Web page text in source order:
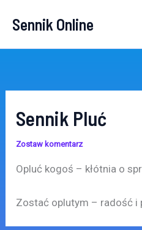
Sennik Online
Sennik Pluć
Zostaw komentarz
Opluć kogoś – kłótnia o
Zostać oplutym – radość i